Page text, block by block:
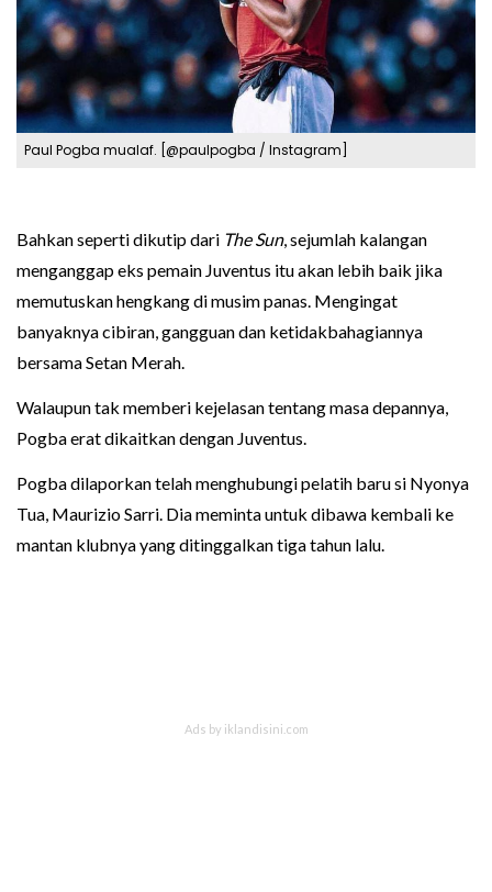
Paul Pogba mualaf. [@paulpogba / Instagram]
Bahkan seperti dikutip dari The Sun, sejumlah kalangan
menganggap eks pemain Juventus itu akan lebih baik jika
memutuskan hengkang di musim panas. Mengingat
banyaknya cibiran, gangguan dan ketidakbahagiannya
bersama Setan Merah.
Walaupun tak memberi kejelasan tentang masa depannya,
Pogba erat dikaitkan dengan Juventus.
Pogba dilaporkan telah menghubungi pelatih baru si Nyonya
Tua, Maurizio Sarri. Dia meminta untuk dibawa kembali ke
mantan klubnya yang ditinggalkan tiga tahun lalu.